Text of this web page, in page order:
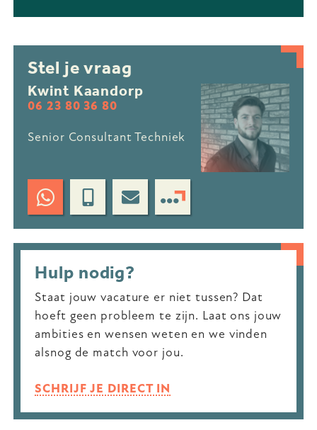
Stel je vraag
Kwint Kaandorp
06 23 80 36 80
Senior Consultant Techniek
Hulp nodig?
Staat jouw vacature er niet tussen? Dat
hoeft geen probleem te zijn. Laat ons jouw
ambities en wensen weten en we vinden
alsnog de match voor jou.
SCHRIJF JE DIRECT IN